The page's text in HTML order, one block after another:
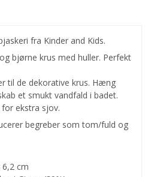
fra Kinder and Kids.
bjørne krus med huller. Perfekt
til de dekorative krus. Hæng
et smukt vandfald i badet.
ekstra sjov.
begreber som tom/fuld og
6,2 cm